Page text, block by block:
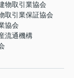
物取引業協会
取引業保証協会
協会
流通機構